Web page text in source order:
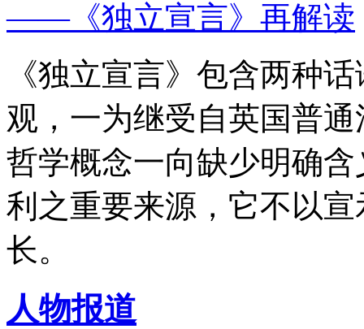
——《独立宣言》再解读
《独立宣言》包含两种
观，一为继受自英国普
哲学概念一向缺少明确
利之重要来源，它不以
长。
人物报道